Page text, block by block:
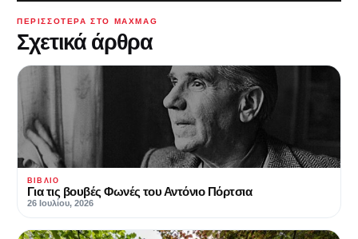
ΠΕΡΙΣΣΌΤΕΡΑ ΣΤΟ MAXMAG
Σχετικά άρθρα
ΒΙΒΛΊΟ
Για τις βουβές Φωνές του Αντόνιο Πόρτσια
26 Ιουλίου, 2026